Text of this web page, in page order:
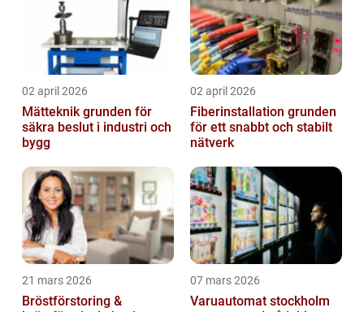
02 april 2026
Mätteknik grunden för
säkra beslut i industri och
bygg
02 april 2026
Fiberinstallation grunden
för ett snabbt och stabilt
nätverk
21 mars 2026
Bröstförstoring &
07 mars 2026
Varuautomat stockholm